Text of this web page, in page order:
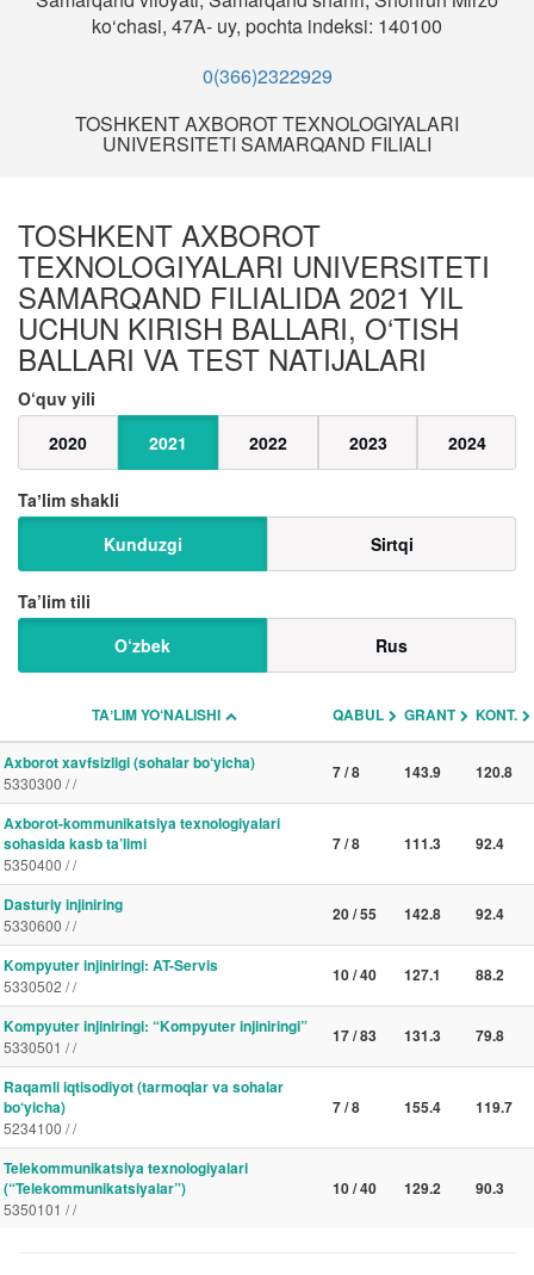
ko‘chasi, 47A- uy, pochta indeksi: 140100
0(366)2322929
TOSHKENT AXBOROT TEXNOLOGIYALARI
UNIVERSITETI SAMARQAND FILIALI
TOSHKENT AXBOROT
TEXNOLOGIYALARI UNIVERSITETI
SAMARQAND FILIALIDA 2021 YIL
UCHUN KIRISH BALLARI, O‘TISH
BALLARI VA TEST NATIJALARI
O‘quv yili
2020
2021 2022 2023 2024
Taʼlim shakli
Kunduzgi
Sirtqi
Ta’lim tili
O‘zbek
Rus
TAʼLIM YO‘NALISHI QABUL GRANT KONT.
Axborot xavfsizligi (sohalar bo‘yicha)
5330300 / /
7 / 8 143.9 120.8
Axborot-kommunikatsiya texnologiyalari
sohasida kasb ta’limi
5350400 / /
7 / 8 111.3 92.4
Dasturiy injiniring
5330600 / /
20 / 55 142.8 92.4
Kompyuter injiniringi: AT-Servis
5330502 / /
10 / 40 127.1 88.2
Kompyuter injiniringi: “Kompyuter injiniringi”
5330501 / /
17 / 83 131.3 79.8
Raqamli iqtisodiyot (tarmoqlar va sohalar
bo‘yicha)
5234100 / /
7 / 8 155.4 119.7
Telekommunikatsiya texnologiyalari
(“Telekommunikatsiyalar”)
5350101 / /
10 / 40 129.2 90.3